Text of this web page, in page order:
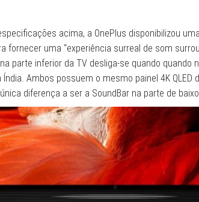
acima, a OnePlus disponibilizou
fornecer uma “experiência surreal de som
parte inferior da TV desliga-se quando quando
Ambos possuem o mesmo painel 4K QLED
diferença a ser a SoundBar na parte de